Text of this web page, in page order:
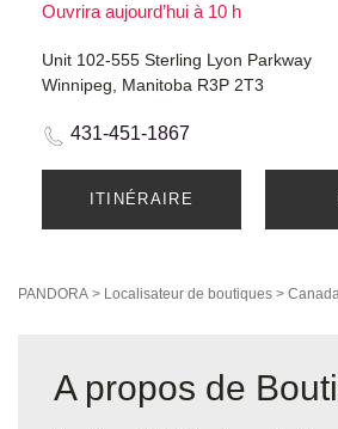
Ouvrira aujourd’hui à 10 h
Unit 102-555 Sterling Lyon Parkway
Winnipeg, Manitoba R3P 2T3
431-451-1867
ITINÉRAIRE
PANDORA > Localisateur de boutiques >
A propos de